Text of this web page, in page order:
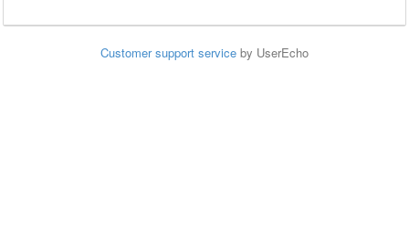
Customer support service by UserEcho